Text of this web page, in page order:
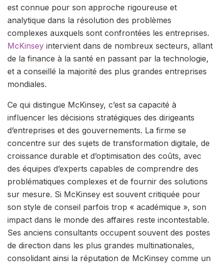
est connue pour son approche rigoureuse et
analytique dans la résolution des problèmes
complexes auxquels sont confrontées les entreprises.
McKinsey intervient dans de nombreux secteurs, allant
de la finance à la santé en passant par la technologie,
et a conseillé la majorité des plus grandes entreprises
mondiales.
Ce qui distingue McKinsey, c’est sa capacité à
influencer les décisions stratégiques des dirigeants
d’entreprises et des gouvernements. La firme se
concentre sur des sujets de transformation digitale, de
croissance durable et d’optimisation des coûts, avec
des équipes d’experts capables de comprendre des
problématiques complexes et de fournir des solutions
sur mesure. Si McKinsey est souvent critiquée pour
son style de conseil parfois trop « académique », son
impact dans le monde des affaires reste incontestable.
Ses anciens consultants occupent souvent des postes
de direction dans les plus grandes multinationales,
consolidant ainsi la réputation de McKinsey comme un